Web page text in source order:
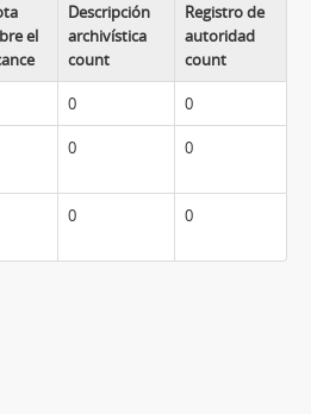
el
Descripción
archivística
count
Registro de
autoridad
count
0 0
0 0
0 0